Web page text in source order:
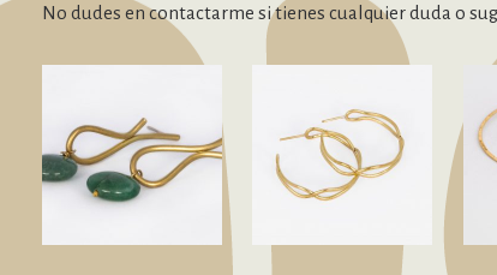
No dudes en contactarme si tienes cualquier duda o